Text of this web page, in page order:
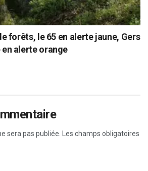
forêts, le 65 en alerte jaune, Gers
alerte orange
sera pas publiée.
Les champs obligatoires